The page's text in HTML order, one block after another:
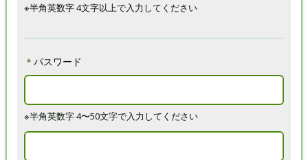
※半角英数字 4文字以上で入力してください
＊ パスワード
※半角英数字 4〜50文字で入力してください